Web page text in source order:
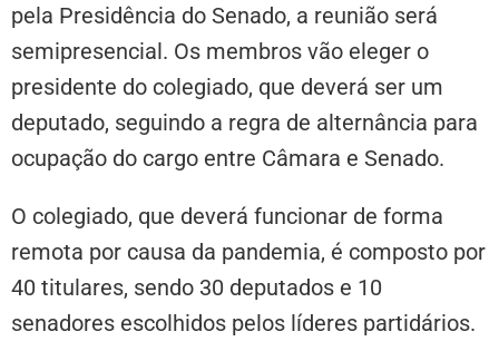
pela Presidência do Senado, a reunião será
semipresencial. Os membros vão eleger o
presidente do colegiado, que deverá ser um
deputado, seguindo a regra de alternância para
ocupação do cargo entre Câmara e Senado.
O colegiado, que deverá funcionar de forma
remota por causa da pandemia, é composto por
40 titulares, sendo 30 deputados e 10
senadores escolhidos pelos líderes partidários.